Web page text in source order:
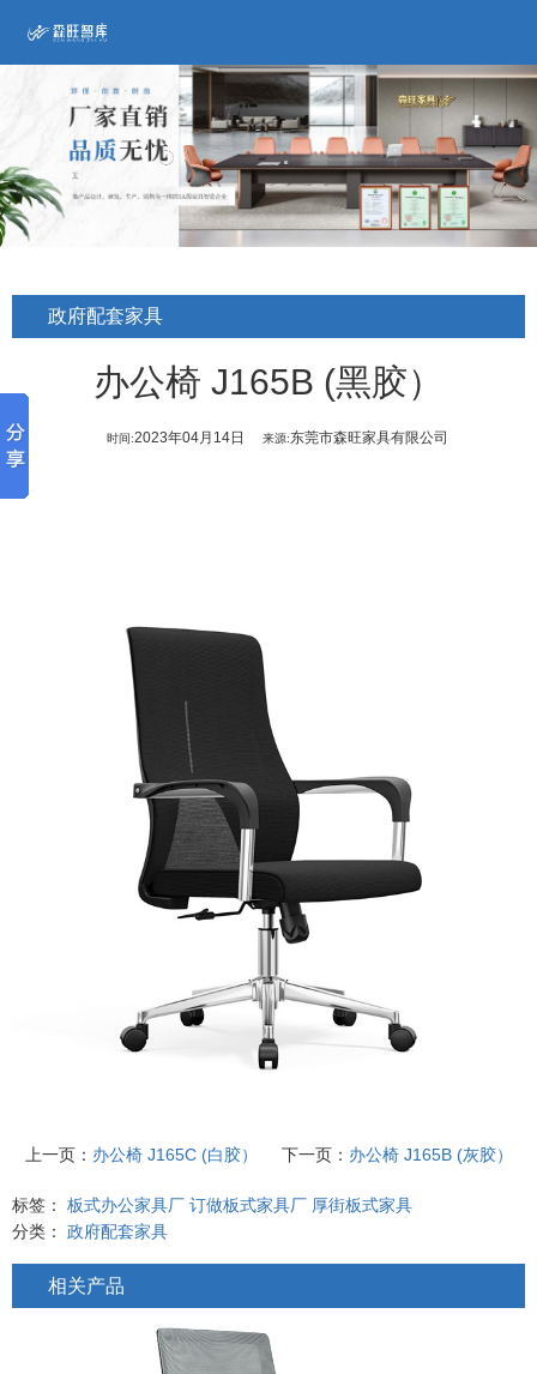
政府配套家具
办公椅 J165B (黑胶）
时间:2023年04月14日 来源:东莞市森旺家具有限公司
上一页： 办公椅 J165C (白胶） 下一页： 办公椅 J165B (灰胶）
标签： 板式办公家具厂 订做板式家具厂 厚街板式家具
分类： 政府配套家具
相关产品